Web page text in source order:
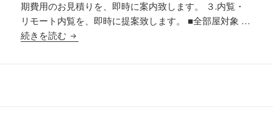
期費用のお見積りを、即時に案内致します。 ３.内覧・
リモート内覧を、即時に提案致します。 ■全部屋対象 …
続きを読む アルブル深川有益な情報